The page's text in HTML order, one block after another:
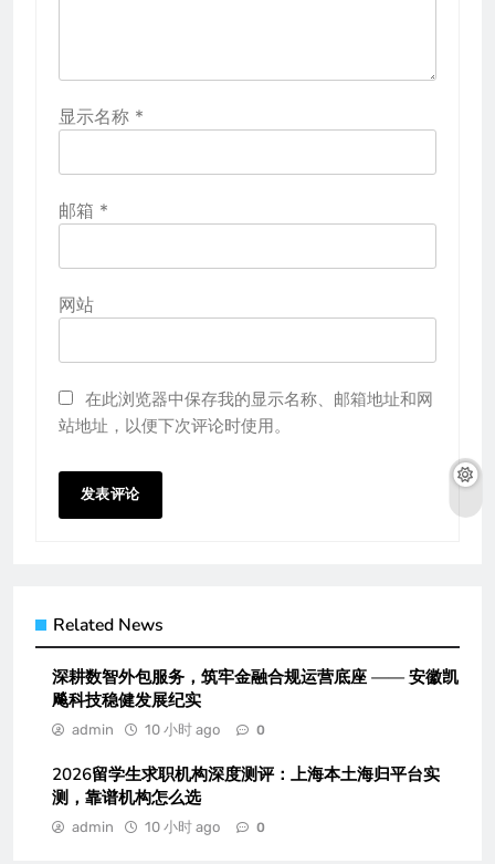
显示名称 *
邮箱 *
网站
在此浏览器中保存我的显示名称、邮箱地址和网
站地址，以便下次评论时使用。
Related News
深耕数智外包服务，筑牢金融合规运营底座 —— 安徽凯
飚科技稳健发展纪实
admin 10 小时 ago 0
2026留学生求职机构深度测评：上海本土海归平台实
测，靠谱机构怎么选
admin 10 小时 ago 0